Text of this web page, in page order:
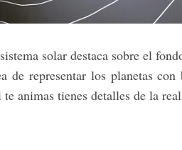
solar destaca sobre el
de representar los planetas
animas tienes detalles de la